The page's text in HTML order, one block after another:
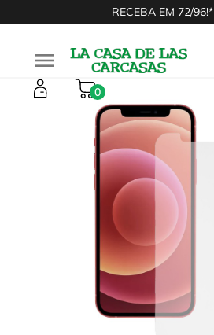
RECEBA EM 72/96!*

0